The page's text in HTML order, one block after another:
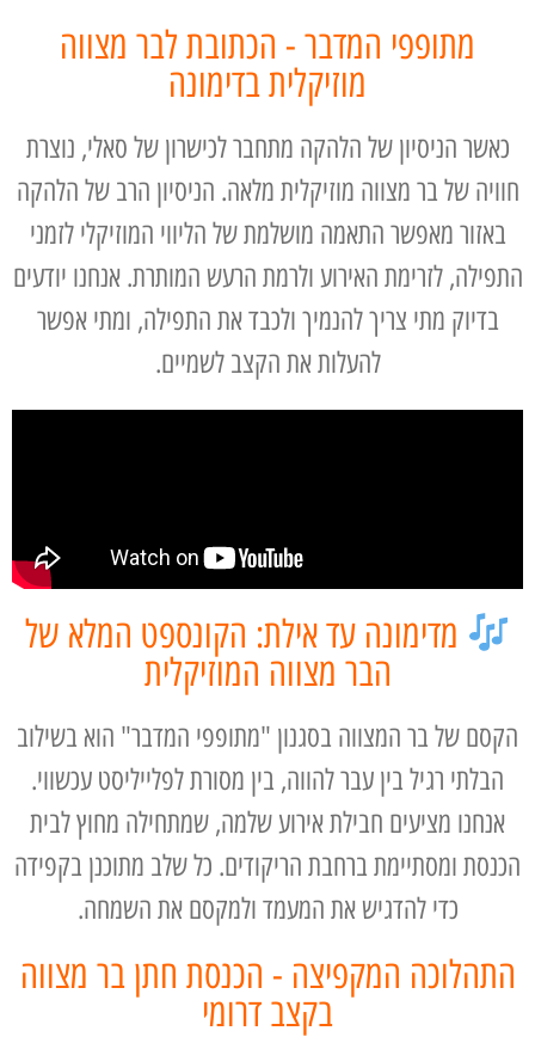
מתופפי המדבר - הכתובת לבר מצווה
מוזיקלית בדימונה
כאשר הניסיון של הלהקה מתחבר לכישרון של סאלי, נוצרת
חוויה של בר מצווה מוזיקלית מלאה. הניסיון הרב של הלהקה
באזור מאפשר התאמה מושלמת של הליווי המוזיקלי לזמני
התפילה, לזרימת האירוע ולרמת הרעש המותרת. אנחנו יודעים
בדיוק מתי צריך להנמיך ולכבד את התפילה, ומתי אפשר
להעלות את הקצב לשמיים.
מדימונה עד אילת: הקונספט המלא של
הבר מצווה המוזיקלית
הקסם של בר המצווה בסגנון "מתופפי המדבר" הוא בשילוב
הבלתי רגיל בין עבר להווה, בין מסורת לפלייליסט עכשווי.
אנחנו מציעים חבילת אירוע שלמה, שמתחילה מחוץ לבית
הכנסת ומסתיימת ברחבת הריקודים. כל שלב מתוכנן בקפידה
כדי להדגיש את המעמד ולמקסם את השמחה.
התהלוכה המקפיצה - הכנסת חתן בר מצווה
בקצב דרומי